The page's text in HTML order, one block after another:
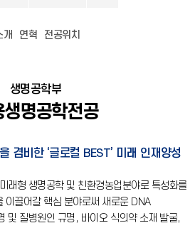
개 연혁 전공위치
생명공학부
생명공학전공
겸비한 ‘글로컬 BEST’ 미래 인재양성
래형 생명공학 및 친환경농업분야로 특성화를
이끌어갈 핵심 분야로써 새로운 DNA
및 질병원인 규명, 바이오 식의약 소재 발굴,